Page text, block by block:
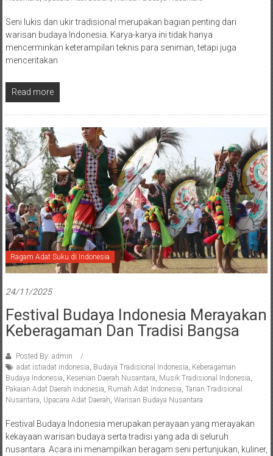
Seni lukis dan ukir tradisional merupakan bagian penting dari
warisan budaya Indonesia. Karya-karya ini tidak hanya
mencerminkan keterampilan teknis para seniman, tetapi juga
menceritakan
Read more
Ragam Adat Suku di Indonesia
24/11/2025
Festival Budaya Indonesia Merayakan
Keberagaman Dan Tradisi Bangsa
Posted By: admin
adat istiadat indonesia, Budaya Tradisional Indonesia, Keberagaman
Budaya Indonesia, Kesenian Daerah Nusantara, Musik Tradisional Indonesia,
Pakaian Adat Daerah Indonesia, Rumah Adat Indonesia, Tarian Tradisional
Nusantara, Upacara Adat Daerah, Warisan Budaya Nusantara
Festival Budaya Indonesia merupakan perayaan yang merayakan
kekayaan warisan budaya serta tradisi yang ada di seluruh
nusantara. Acara ini menampilkan beragam seni pertunjukan, kuliner,